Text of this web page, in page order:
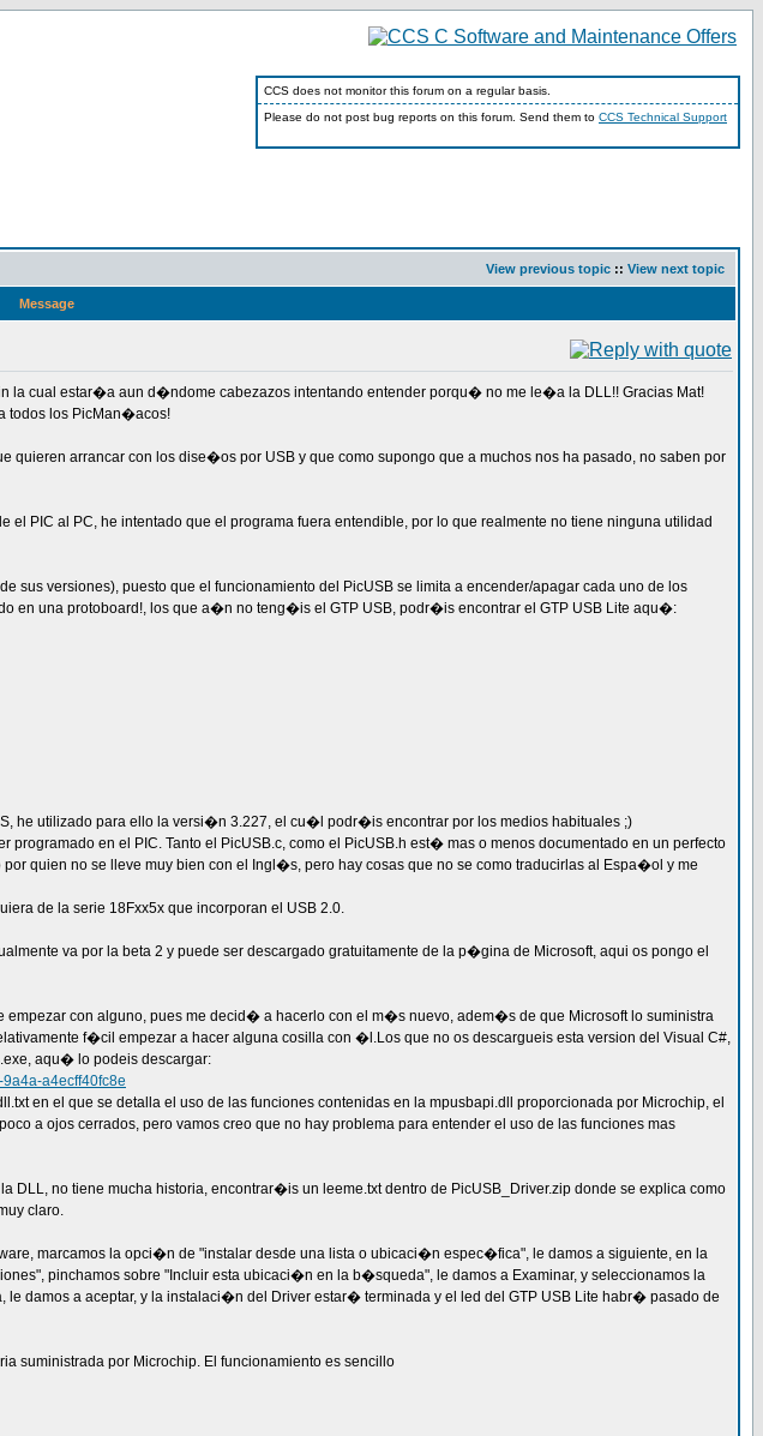
CCS does not monitor this forum on a regular basis.
Please do not post bug reports on this forum. Send them to CCS Technical Support
View previous topic :: View next topic
Message
la cual estar�a aun d�ndome cabezazos intentando entender porqu� no me le�a la DLL!! Gracias Mat!
todos los PicMan�acos!
arrancar con los dise�os por USB y que como supongo que a muchos nos ha pasado, no saben por
PIC al PC, he intentado que el programa fuera entendible, por lo que realmente no tiene ninguna utilidad
sus versiones), puesto que el funcionamiento del PicUSB se limita a encender/apagar cada uno de los
en una protoboard!, los que a�n no teng�is el GTP USB, podr�is encontrar el GTP USB Lite aqu�:
he utilizado para ello la versi�n 3.227, el cu�l podr�is encontrar por los medios habituales ;)
en el PIC. Tanto el PicUSB.c, como el PicUSB.h est� mas o menos documentado en un perfecto
quien no se lleve muy bien con el Ingl�s, pero hay cosas que no se como traducirlas al Espa�ol y me
de la serie 18Fxx5x que incorporan el USB 2.0.
va por la beta 2 y puede ser descargado gratuitamente de la p�gina de Microsoft, aqui os pongo el
con alguno, pues me decid� a hacerlo con el m�s nuevo, adem�s de que Microsoft lo suministra
f�cil empezar a hacer alguna cosilla con �l.Los que no os descargueis esta version del Visual C#,
aqu� lo podeis descargar:
a4ecff40fc8e
en el que se detalla el uso de las funciones contenidas en la mpusbapi.dll proporcionada por Microchip, el
a ojos cerrados, pero vamos creo que no hay problema para entender el uso de las funciones mas
no tiene mucha historia, encontrar�is un leeme.txt dentro de PicUSB_Driver.zip donde se explica como
claro.
marcamos la opci�n de "instalar desde una lista o ubicaci�n espec�fica", le damos a siguiente, en la
pinchamos sobre "Incluir esta ubicaci�n en la b�squeda", le damos a Examinar, y seleccionamos la
damos a aceptar, y la instalaci�n del Driver estar� terminada y el led del GTP USB Lite habr� pasado de
suministrada por Microchip. El funcionamiento es sencillo